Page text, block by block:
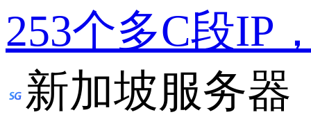
253个多C段IP
新加坡服务器